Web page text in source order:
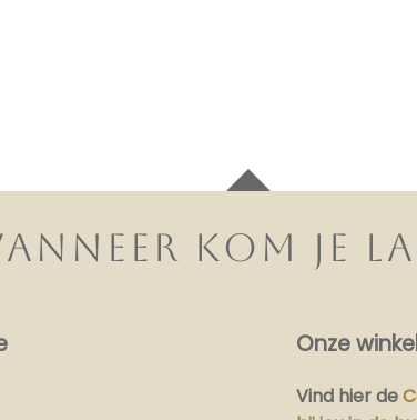
KOM JE
Onze
Vind hierde